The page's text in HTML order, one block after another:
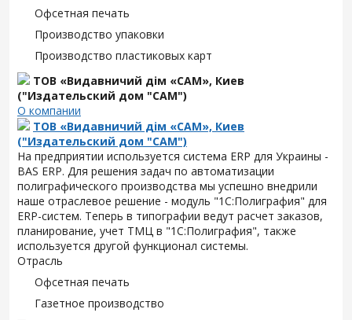
Офсетная печать
Производство упаковки
Производство пластиковых карт
ТОВ «Видавничий дім «САМ», Киев
("Издательский дом "САМ")
О компании
ТОВ «Видавничий дім «САМ», Киев
("Издательский дом "САМ")
На предприятии используется система ERP для Украины -
BAS ERP. Для решения задач по автоматизации
полиграфического производства мы успешно внедрили
наше отраслевое решение - модуль "1С:Полиграфия" для
ERP-систем. Теперь в типографии ведут расчет заказов,
планирование, учет ТМЦ в "1С:Полиграфия", также
используется другой функционал системы.
Отрасль
Офсетная печать
Газетное производство